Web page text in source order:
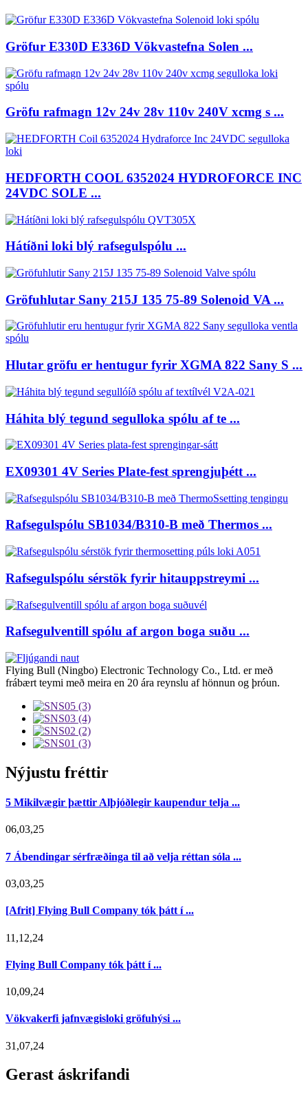
Gröfur E330D E336D Vökvastefna Solen ...
Gröfu rafmagn 12v 24v 28v 110v 240V xcmg s ...
HEDFORTH COOL 6352024 HYDROFORCE INC
24VDC SOLE ...
Hátíðni loki blý rafsegulspólu ...
Gröfuhlutar Sany 215J 135 75-89 Solenoid VA ...
Hlutar gröfu er hentugur fyrir XGMA 822 Sany S ...
Háhita blý tegund segulloka spólu af te ...
EX09301 4V Series Plate-fest sprengjuþétt ...
Rafsegulspólu SB1034/B310-B með Thermos ...
Rafsegulspólu sérstök fyrir hitauppstreymi ...
Rafsegulventill spólu af argon boga suðu ...
Flying Bull (Ningbo) Electronic Technology Co., Ltd. er með
frábært teymi með meira en 20 ára reynslu af hönnun og þróun.
Nýjustu fréttir
5 Mikilvægir þættir Alþjóðlegir kaupendur telja ...
06,03,25
7 Ábendingar sérfræðinga til að velja réttan sóla ...
03,03,25
[Afrit] Flying Bull Company tók þátt í ...
11,12,24
Flying Bull Company tók þátt í ...
10,09,24
Vökvakerfi jafnvægisloki gröfuhýsi ...
31,07,24
Gerast áskrifandi